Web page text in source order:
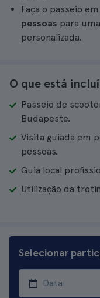
Faça o passeio em
pessoas para
personalizada.
O que está
Passeio de
Budapeste.
Visita guiada em
pessoas.
Guia local
Utilização da
Selecionar